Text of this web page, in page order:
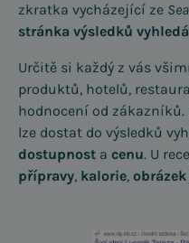
zkratka vycházející ze
stránka výsledků
Určitě si každý z vás
produktů, hotelů,
hodnocení od
lze dostat do výsledků
dostupnost a cenu. U
přípravy, kalorie,